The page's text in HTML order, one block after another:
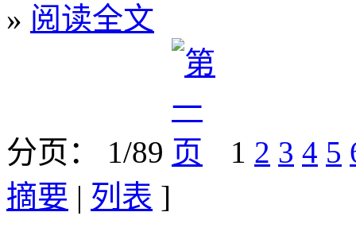
» 阅读全文
分页： 1/89 1 2 3 4 5
摘要 | 列表 ]